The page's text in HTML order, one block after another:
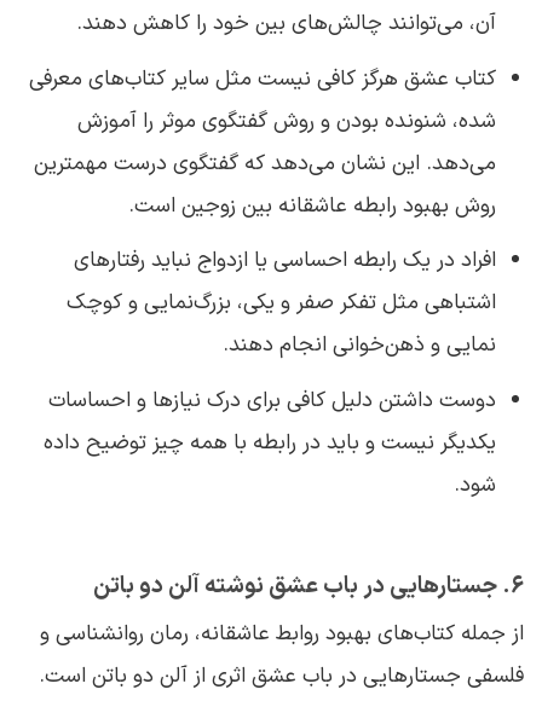
آن، می‌توانند چالش‌های بین خود را کاهش دهند.
کتاب عشق هرگز کافی نیست مثل سایر کتاب‌های معرفی
شده، شنونده بودن و روش گفتگوی موثر را آموزش
می‌دهد. این نشان می‌دهد که گفتگوی درست مهمترین
روش بهبود رابطه عاشقانه بین زوجین است.
افراد در یک رابطه احساسی یا ازدواج نباید رفتارهای
اشتباهی مثل تفکر صفر و یکی، بزرگ‌نمایی و کوچک
نمایی و ذهن‌خوانی انجام دهند.
دوست داشتن دلیل کافی برای درک نیازها و احساسات
یکدیگر نیست و باید در رابطه با همه چیز توضیح داده
شود.
6. جستارهایی در باب عشق نوشته آلن دو باتن
از جمله کتاب‌های بهبود روابط عاشقانه، رمان روانشناسی و
فلسفی جستارهایی در باب عشق اثری از آلن دو باتن است.